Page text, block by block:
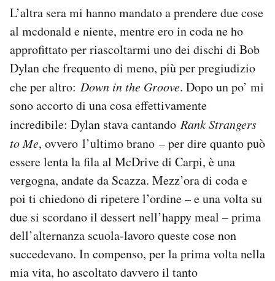
SHOP
CALENDARIO
AREA PERSONALE
Area Personale
Newsletter
Notifiche mobile
Regala il Post
Hai bisogno di aiuto?
Esci
L’altra sera mi hanno mandato a prendere due cose
al mcdonald e niente, mentre ero in coda ne ho
approfittato per riascoltarmi uno dei dischi di Bob
Dylan che frequento di meno, più per pregiudizio
che per altro: Down in the Groove. Dopo un po’ mi
sono accorto di una cosa effettivamente
incredibile: Dylan stava cantando Rank Strangers
to Me, ovvero l’ultimo brano – per dire quanto può
essere lenta la fila al McDrive di Carpi, è una
vergogna, andate da Scazza. Mezz’ora di coda e
poi ti chiedono di ripetere l’ordine – e una volta su
due si scordano il dessert nell’happy meal – prima
dell’alternanza scuola-lavoro queste cose non
succedevano. In compenso, per la prima volta nella
mia vita, ho ascoltato davvero il tanto